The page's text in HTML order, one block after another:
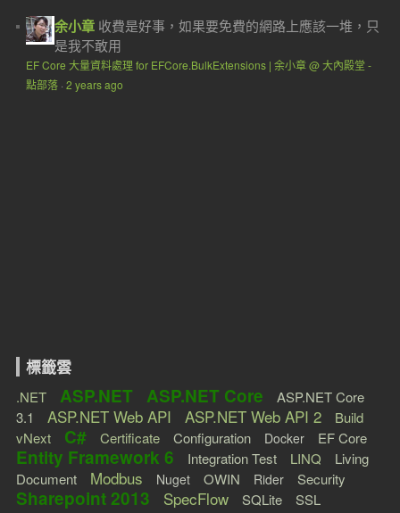
余小章 收費是好事，如果要免費的網路上應該一堆，只
是我不敢用
EF Core 大量資料處理 for EFCore.BulkExtensions | 余小章 @ 大內殿堂 -
點部落· 2 years ago
標籤雲
.NET ASP.NET ASP.NET Core
ASP.NET Core
3.1
ASP.NET Web API ASP.NET Web API 2
Build
vNext
C# Certificate Configuration Docker EF Core
Entity Framework 6 Integration Test LINQ
Living
Document
Modbus Nuget OWIN Rider Security
Sharepoint 2013 SpecFlow SQLite SSL